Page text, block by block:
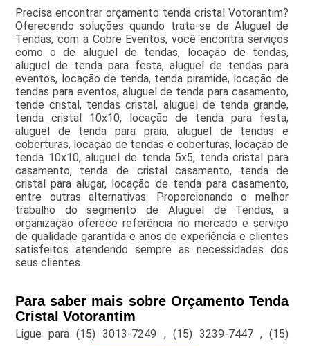
Precisa encontrar orçamento tenda cristal Votorantim?
Oferecendo soluções quando trata-se de Aluguel de
Tendas, com a Cobre Eventos, você encontra serviços
como o de aluguel de tendas, locação de tendas,
aluguel de tenda para festa, aluguel de tendas para
eventos, locação de tenda, tenda piramide, locação de
tendas para eventos, aluguel de tenda para casamento,
tende cristal, tendas cristal, aluguel de tenda grande,
tenda cristal 10x10, locação de tenda para festa,
aluguel de tenda para praia, aluguel de tendas e
coberturas, locação de tendas e coberturas, locação de
tenda 10x10, aluguel de tenda 5x5, tenda cristal para
casamento, tenda de cristal casamento, tenda de
cristal para alugar, locação de tenda para casamento,
entre outras alternativas. Proporcionando o melhor
trabalho do segmento de Aluguel de Tendas, a
organização oferece referência no mercado e serviço
de qualidade garantida e anos de experiência e clientes
satisfeitos atendendo sempre as necessidades dos
seus clientes.
Para saber mais sobre Orçamento Tenda
Cristal Votorantim
Ligue para(15) 3013-7249 , (15) 3239-7447 ,(15)